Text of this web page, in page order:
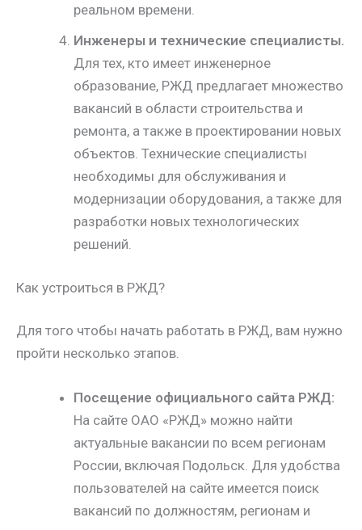
реальном времени.
Инженеры и технические специалисты.
Для тех, кто имеет инженерное
образование, РЖД предлагает множество
вакансий в области строительства и
ремонта, а также в проектировании новых
объектов. Технические специалисты
необходимы для обслуживания и
модернизации оборудования, а также для
разработки новых технологических
решений.
Как устроиться в РЖД?
Для того чтобы начать работать в РЖД, вам нужно
пройти несколько этапов.
Посещение официального сайта РЖД:
На сайте ОАО «РЖД» можно найти
актуальные вакансии по всем регионам
России, включая Подольск. Для удобства
пользователей на сайте имеется поиск
вакансий по должностям, регионам и